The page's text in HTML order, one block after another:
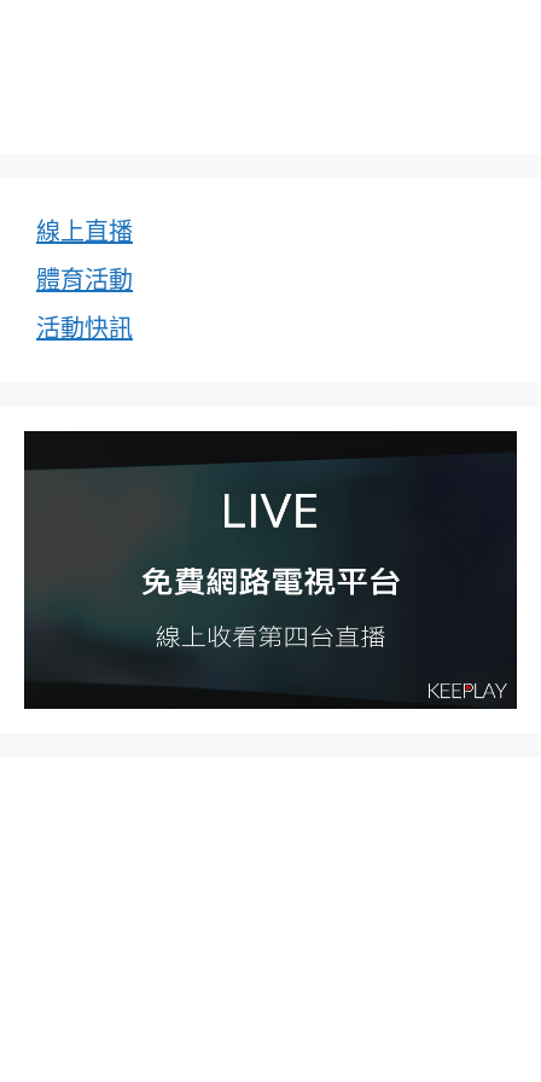
線上直播
體育活動
活動快訊